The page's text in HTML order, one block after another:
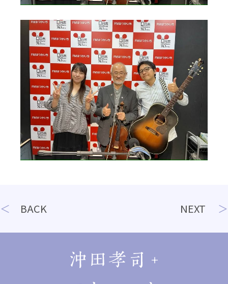
投
稿
BACK NEXT